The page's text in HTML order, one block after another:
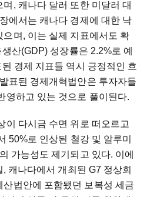
, 캐나다 달러 또한 미달러 대
에서는 캐나다 경제에 대한 낙
며, 이는 실제 지표에서도 확
산(GDP) 성장률은 2.2%로 예
경제 지표들 역시 긍정적인 흐
표된 경제개혁법안은 투자자들
영하고 있는 것으로 풀이된다.
이 다시금 수면 위로 떠오르고
50%로 인상된 철강 및 알루미
가능성도 제기되고 있다. 이에
캐나다에서 개최된 G7 정상회
법안에 포함됐던 보복성 세금